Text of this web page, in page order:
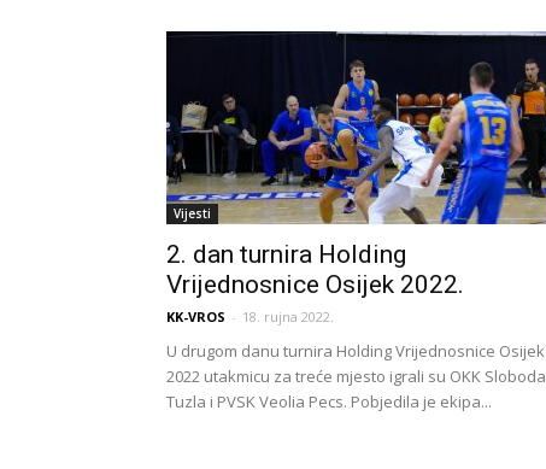
Vijesti
2. dan turnira Holding
Vrijednosnice Osijek 2022.
KK-VROS - 18. rujna 2022.
U drugom danu turnira Holding Vrijednosnice Osijek
2022 utakmicu za treće mjesto igrali su OKK Sloboda
Tuzla i PVSK Veolia Pecs. Pobjedila je ekipa...